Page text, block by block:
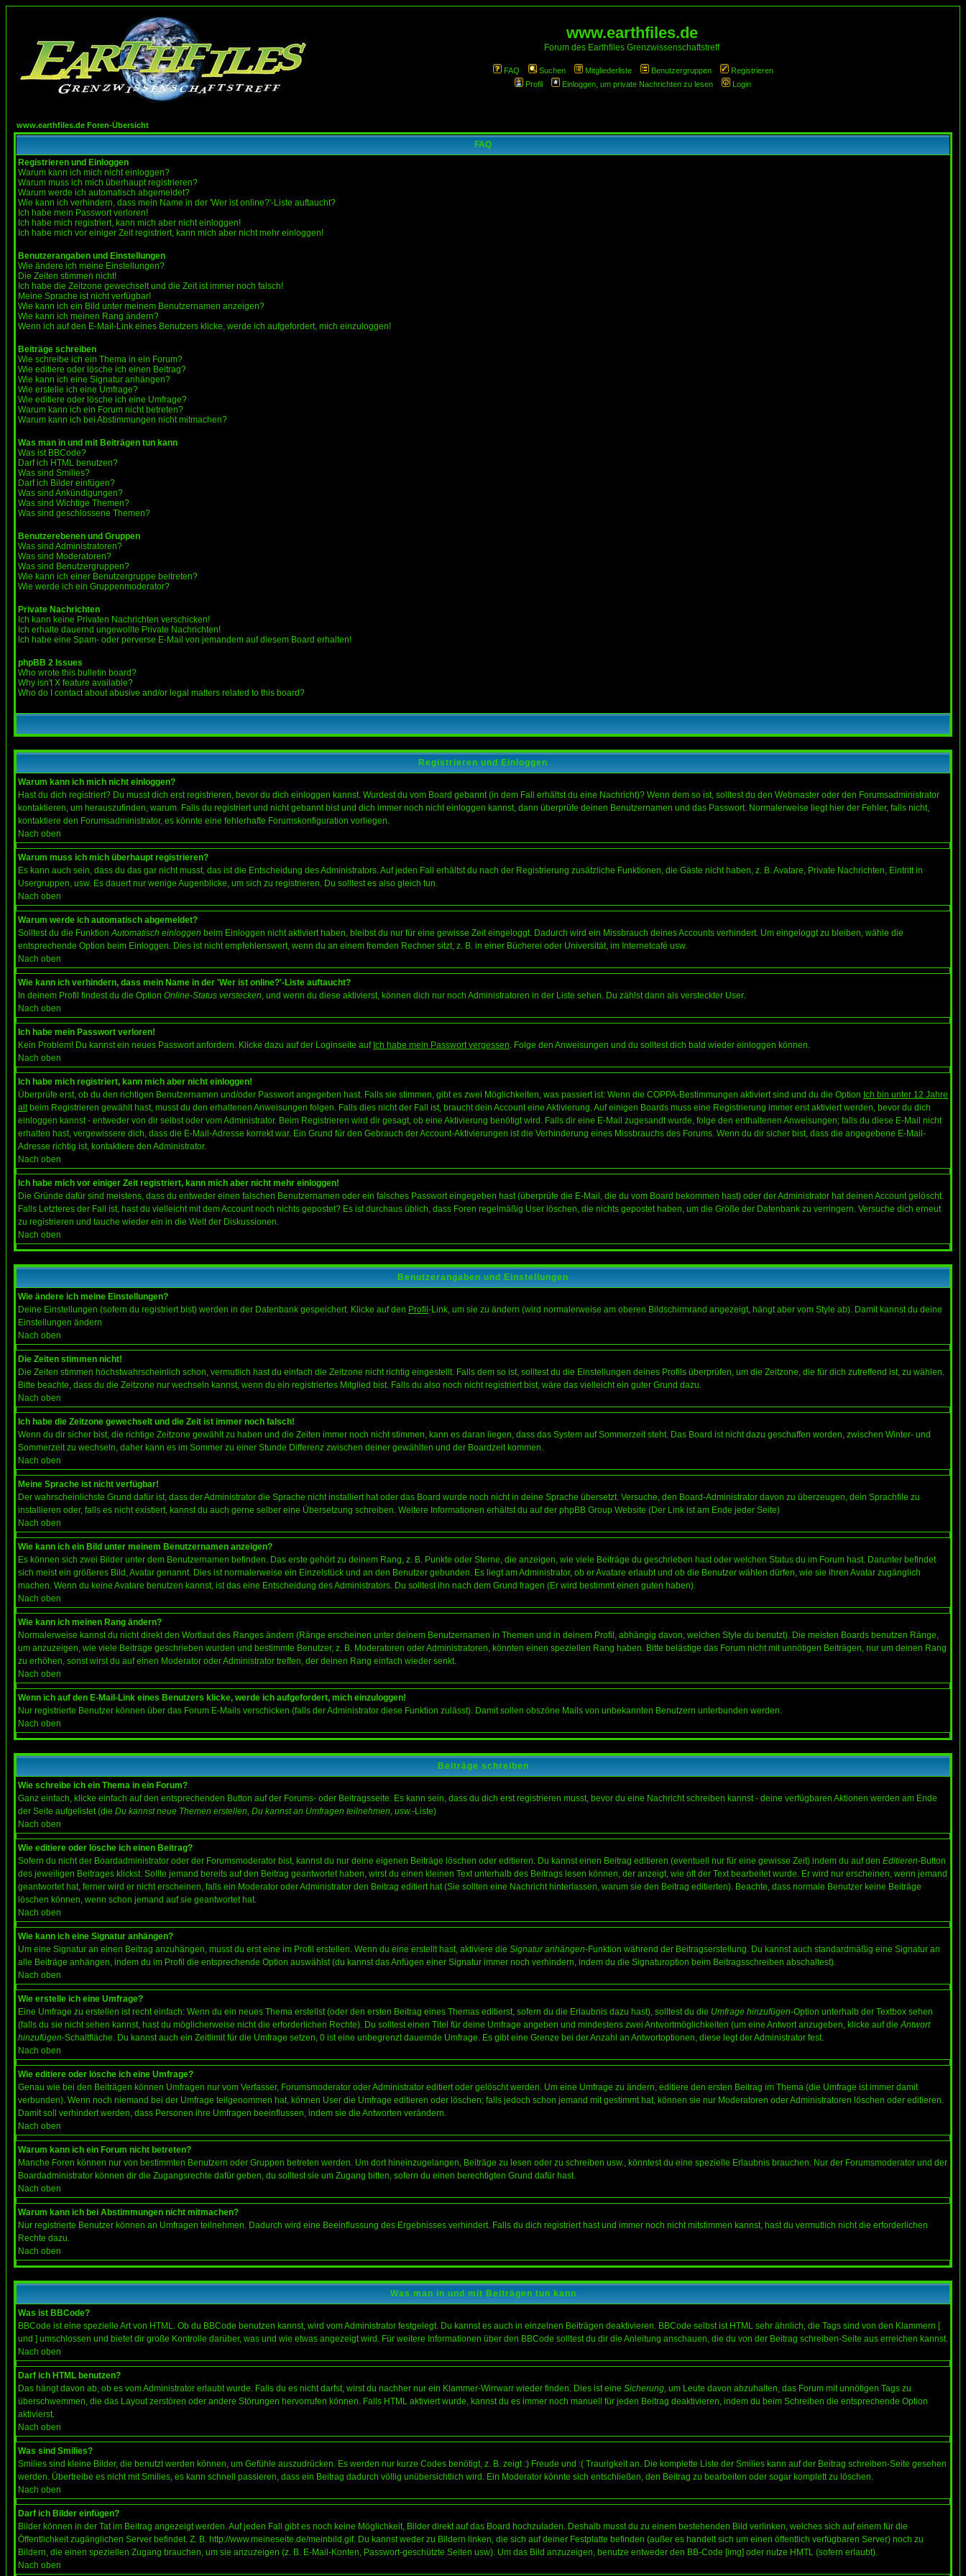
www.earthfiles.de
Forum des Earthfiles Grenzwissenschaftstreff
FAQ Suchen Mitgliederliste Benutzergruppen
Registrieren
Profil
Einloggen, um private Nachrichten zu lesen Login
www.earthfiles.de Foren-Übersicht
FAQ
Registrieren und Einloggen
Warum kann ich mich nicht einloggen?
Warum muss ich mich überhaupt registrieren?
Warum werde ich automatisch abgemeldet?
Wie kann ich verhindern, dass mein Name in der 'Wer ist online?'-Liste auftaucht?
Ich habe mein Passwort verloren!
Ich habe mich registriert, kann mich aber nicht einloggen!
Ich habe mich vor einiger Zeit registriert, kann mich aber nicht mehr einloggen!
Benutzerangaben und Einstellungen
Wie ändere ich meine Einstellungen?
Die Zeiten stimmen nicht!
Ich habe die Zeitzone gewechselt und die Zeit ist immer noch falsch!
Meine Sprache ist nicht verfügbar!
Wie kann ich ein Bild unter meinem Benutzernamen anzeigen?
Wie kann ich meinen Rang ändern?
Wenn ich auf den E-Mail-Link eines Benutzers klicke, werde ich aufgefordert, mich einzuloggen!
Beiträge schreiben
Wie schreibe ich ein Thema in ein Forum?
Wie editiere oder lösche ich einen Beitrag?
Wie kann ich eine Signatur anhängen?
Wie erstelle ich eine Umfrage?
Wie editiere oder lösche ich eine Umfrage?
Warum kann ich ein Forum nicht betreten?
Warum kann ich bei Abstimmungen nicht mitmachen?
Was man in und mit Beiträgen tun kann
Was ist BBCode?
Darf ich HTML benutzen?
Was sind Smilies?
Darf ich Bilder einfügen?
Was sind Ankündigungen?
Was sind Wichtige Themen?
Was sind geschlossene Themen?
Benutzerebenen und Gruppen
Was sind Administratoren?
Was sind Moderatoren?
Was sind Benutzergruppen?
Wie kann ich einer Benutzergruppe beitreten?
Wie werde ich ein Gruppenmoderator?
Private Nachrichten
Ich kann keine Privaten Nachrichten verschicken!
Ich erhalte dauernd ungewollte Private Nachrichten!
Ich habe eine Spam- oder perverse E-Mail von jemandem auf diesem Board erhalten!
phpBB 2 Issues
Who wrote this bulletin board?
Why isn't X feature available?
Who do I contact about abusive and/or legal matters related to this board?
Registrieren und Einloggen
Warum kann ich mich nicht einloggen?
Hast du dich registriert? Du musst dich erst registrieren, bevor du dich einloggen kannst. Wurdest du vom Board gebannt (in dem Fall erhältst du eine Nachricht)? Wenn dem so ist, solltest du den Webmaster oder den Forumsadministrator
kontaktieren, um herauszufinden, warum. Falls du registriert und nicht gebannt bist und dich immer noch nicht einloggen kannst, dann überprüfe deinen Benutzernamen und das Passwort. Normalerweise liegt hier der Fehler, falls nicht,
kontaktiere den Forumsadministrator, es könnte eine fehlerhafte Forumskonfiguration vorliegen.
Nach oben
Warum muss ich mich überhaupt registrieren?
Es kann auch sein, dass du das gar nicht musst, das ist die Entscheidung des Administrators. Auf jeden Fall erhältst du nach der Registrierung zusätzliche Funktionen, die Gäste nicht haben, z. B. Avatare, Private Nachrichten, Eintritt in
Usergruppen, usw. Es dauert nur wenige Augenblicke, um sich zu registrieren. Du solltest es also gleich tun.
Nach oben
Warum werde ich automatisch abgemeldet?
Solltest du die FunktionAutomatisch einloggen beim Einloggen nicht aktiviert haben, bleibst du nur für eine gewisse Zeit eingeloggt. Dadurch wird ein Missbrauch deines Accounts verhindert. Um eingeloggt zu bleiben, wähle die
entsprechende Option beim Einloggen. Dies ist nicht empfehlenswert, wenn du an einem fremden Rechner sitzt, z. B. in einer Bücherei oder Universität, im Internetcafé usw.
Nach oben
Wie kann ich verhindern, dass mein Name in der 'Wer ist online?'-Liste auftaucht?
In deinem Profil findest du die Option Online-Status verstecken, und wenn du diese aktivierst, können dich nur noch Administratoren in der Liste sehen. Du zählst dann als versteckter User.
Nach oben
Ich habe mein Passwort verloren!
Kein Problem! Du kannst ein neues Passwort anfordern. Klicke dazu auf der Loginseite auf Ich habe mein Passwort vergessen. Folge den Anweisungen und du solltest dich bald wieder einloggen können.
Nach oben
Ich habe mich registriert, kann mich aber nicht einloggen!
Überprüfe erst, ob du den richtigen Benutzernamen und/oder Passwort angegeben hast. Falls sie stimmen, gibt es zwei Möglichkeiten, was passiert ist: Wenn die COPPA-Bestimmungen aktiviert sind und du die Option Ich bin unter 12 Jahre
altbeim Registrieren gewählt hast, musst du den erhaltenen Anweisungen folgen. Falls dies nicht der Fall ist, braucht dein Account eine Aktivierung. Auf einigen Boards muss eine Registrierung immer erst aktiviert werden, bevor du dich
einloggen kannst - entweder von dir selbst oder vom Administrator. Beim Registrieren wird dir gesagt, ob eine Aktivierung benötigt wird. Falls dir eine E-Mail zugesandt wurde, folge den enthaltenen Anweisungen; falls du diese E-Mail nicht
erhalten hast, vergewissere dich, dass die E-Mail-Adresse korrekt war. Ein Grund für den Gebrauch der Account-Aktivierungen ist die Verhinderung eines Missbrauchs des Forums. Wenn du dir sicher bist, dass die angegebene E-Mail-
Adresse richtig ist, kontaktiere den Administrator.
Nach oben
Ich habe mich vor einiger Zeit registriert, kann mich aber nicht mehr einloggen!
Die Gründe dafür sind meistens, dass du entweder einen falschen Benutzernamen oder ein falsches Passwort eingegeben hast (überprüfe die E-Mail, die du vom Board bekommen hast) oder der Administrator hat deinen Account gelöscht.
Falls Letzteres der Fall ist, hast du vielleicht mit dem Account noch nichts gepostet? Es ist durchaus üblich, dass Foren regelmäßig User löschen, die nichts gepostet haben, um die Größe der Datenbank zu verringern. Versuche dich erneut
zu registrieren und tauche wieder ein in die Welt der Diskussionen.
Nach oben
Benutzerangaben und Einstellungen
Wie ändere ich meine Einstellungen?
Deine Einstellungen (sofern du registriert bist) werden in der Datenbank gespeichert. Klicke auf den Profil -Link, um sie zu ändern (wird normalerweise am oberen Bildschirmrand angezeigt, hängt aber vom Style ab). Damit kannst du deine
Einstellungen ändern
Nach oben
Die Zeiten stimmen nicht!
Die Zeiten stimmen höchstwahrscheinlich schon, vermutlich hast du einfach die Zeitzone nicht richtig eingestellt. Falls dem so ist, solltest du die Einstellungen deines Profils überprüfen, um die Zeitzone, die für dich zutreffend ist, zu wählen.
Bitte beachte, dass du die Zeitzone nur wechseln kannst, wenn du ein registriertes Mitglied bist. Falls du also noch nicht registriert bist, wäre das vielleicht ein guter Grund dazu.
Nach oben
Ich habe die Zeitzone gewechselt und die Zeit ist immer noch falsch!
Wenn du dir sicher bist, die richtige Zeitzone gewählt zu haben und die Zeiten immer noch nicht stimmen, kann es daran liegen, dass das System auf Sommerzeit steht. Das Board ist nicht dazu geschaffen worden, zwischen Winter- und
Sommerzeit zu wechseln, daher kann es im Sommer zu einer Stunde Differenz zwischen deiner gewählten und der Boardzeit kommen.
Nach oben
Meine Sprache ist nicht verfügbar!
Der wahrscheinlichste Grund dafür ist, dass der Administrator die Sprache nicht installiert hat oder das Board wurde noch nicht in deine Sprache übersetzt. Versuche, den Board-Administrator davon zu überzeugen, dein Sprachfile zu
installieren oder, falls es nicht existiert, kannst du auch gerne selber eine Übersetzung schreiben. Weitere Informationen erhältst du auf der phpBB Group Website (Der Link ist am Ende jeder Seite)
Nach oben
Wie kann ich ein Bild unter meinem Benutzernamen anzeigen?
Es können sich zwei Bilder unter dem Benutzernamen befinden. Das erste gehört zu deinem Rang, z. B. Punkte oder Sterne, die anzeigen, wie viele Beiträge du geschrieben hast oder welchen Status du im Forum hast. Darunter befindet
sich meist ein größeres Bild, Avatar genannt. Dies ist normalerweise ein Einzelstück und an den Benutzer gebunden. Es liegt am Administrator, ob er Avatare erlaubt und ob die Benutzer wählen dürfen, wie sie ihren Avatar zugänglich
machen. Wenn du keine Avatare benutzen kannst, ist das eine Entscheidung des Administrators. Du solltest ihn nach dem Grund fragen (Er wird bestimmt einen guten haben).
Nach oben
Wie kann ich meinen Rang ändern?
Normalerweise kannst du nicht direkt den Wortlaut des Ranges ändern (Ränge erscheinen unter deinem Benutzernamen in Themen und in deinem Profil, abhängig davon, welchen Style du benutzt). Die meisten Boards benutzen Ränge,
um anzuzeigen, wie viele Beiträge geschrieben wurden und bestimmte Benutzer, z. B. Moderatoren oder Administratoren, könnten einen speziellen Rang haben. Bitte belästige das Forum nicht mit unnötigen Beiträgen, nur um deinen Rang
zu erhöhen, sonst wirst du auf einen Moderator oder Administrator treffen, der deinen Rang einfach wieder senkt.
Nach oben
Wenn ich auf den E-Mail-Link eines Benutzers klicke, werde ich aufgefordert, mich einzuloggen!
Nur registrierte Benutzer können über das Forum E-Mails verschicken (falls der Administrator diese Funktion zulässt). Damit sollen obszöne Mails von unbekannten Benutzern unterbunden werden.
Nach oben
Beiträge schreiben
Wie schreibe ich ein Thema in ein Forum?
Ganz einfach, klicke einfach auf den entsprechenden Button auf der Forums- oder Beitragsseite. Es kann sein, dass du dich erst registrieren musst, bevor du eine Nachricht schreiben kannst - deine verfügbaren Aktionen werden am Ende
der Seite aufgelistet (die Du kannst neue Themen erstellen, Du kannst an Umfragen teilnehmen, usw.-Liste)
Nach oben
Wie editiere oder lösche ich einen Beitrag?
Sofern du nicht der Boardadministrator oder der Forumsmoderator bist, kannst du nur deine eigenen Beiträge löschen oder editieren. Du kannst einen Beitrag editieren (eventuell nur für eine gewisse Zeit) indem du auf den Editieren-Button
des jeweiligen Beitrages klickst. Sollte jemand bereits auf den Beitrag geantwortet haben, wirst du einen kleinen Text unterhalb des Beitrags lesen können, der anzeigt, wie oft der Text bearbeitet wurde. Er wird nur erscheinen, wenn jemand
geantwortet hat, ferner wird er nicht erscheinen, falls ein Moderator oder Administrator den Beitrag editiert hat (Sie sollten eine Nachricht hinterlassen, warum sie den Beitrag editierten). Beachte, dass normale Benutzer keine Beiträge
löschen können, wenn schon jemand auf sie geantwortet hat.
Nach oben
Wie kann ich eine Signatur anhängen?
Um eine Signatur an einen Beitrag anzuhängen, musst du erst eine im Profil erstellen. Wenn du eine erstellt hast, aktiviere die Signatur anhängen-Funktion während der Beitragserstellung. Du kannst auch standardmäßig eine Signatur an
alle Beiträge anhängen, indem du im Profil die entsprechende Option auswählst (du kannst das Anfügen einer Signatur immer noch verhindern, indem du die Signaturoption beim Beitragsschreiben abschaltest).
Nach oben
Wie erstelle ich eine Umfrage?
Eine Umfrage zu erstellen ist recht einfach: Wenn du ein neues Thema erstellst (oder den ersten Beitrag eines Themas editierst, sofern du die Erlaubnis dazu hast), solltest du die Umfrage hinzufügen-Option unterhalb der Textbox sehen
(falls du sie nicht sehen kannst, hast du möglicherweise nicht die erforderlichen Rechte). Du solltest einen Titel für deine Umfrage angeben und mindestens zwei Antwortmöglichkeiten (um eine Antwort anzugeben, klicke auf dieAntwort
hinzufügen-Schaltfläche. Du kannst auch ein Zeitlimit für die Umfrage setzen, 0 ist eine unbegrenzt dauernde Umfrage. Es gibt eine Grenze bei der Anzahl an Antwortoptionen, diese legt der Administrator fest.
Nach oben
Wie editiere oder lösche ich eine Umfrage?
Genau wie bei den Beiträgen können Umfragen nur vom Verfasser, Forumsmoderator oder Administrator editiert oder gelöscht werden. Um eine Umfrage zu ändern, editiere den ersten Beitrag im Thema (die Umfrage ist immer damit
verbunden). Wenn noch niemand bei der Umfrage teilgenommen hat, können User die Umfrage editieren oder löschen; falls jedoch schon jemand mit gestimmt hat, können sie nur Moderatoren oder Administratoren löschen oder editieren.
Damit soll verhindert werden, dass Personen ihre Umfragen beeinflussen, indem sie die Antworten verändern.
Nach oben
Warum kann ich ein Forum nicht betreten?
Manche Foren können nur von bestimmten Benutzern oder Gruppen betreten werden. Um dort hineinzugelangen, Beiträge zu lesen oder zu schreiben usw., könntest du eine spezielle Erlaubnis brauchen. Nur der Forumsmoderator und der
Boardadministrator können dir die Zugangsrechte dafür geben, du solltest sie um Zugang bitten, sofern du einen berechtigten Grund dafür hast.
Nach oben
Warum kann ich bei Abstimmungen nicht mitmachen?
Nur registrierte Benutzer können an Umfragen teilnehmen. Dadurch wird eine Beeinflussung des Ergebnisses verhindert. Falls du dich registriert hast und immer noch nicht mitstimmen kannst, hast du vermutlich nicht die erforderlichen
Rechte dazu.
Nach oben
Was man in und mit Beiträgen tun kann
Was ist BBCode?
BBCode ist eine spezielle Art von HTML. Ob du BBCode benutzen kannst, wird vom Administrator festgelegt. Du kannst es auch in einzelnen Beiträgen deaktivieren. BBCode selbst ist HTML sehr ähnlich, die Tags sind von den Klammern [
und ] umschlossen und bietet dir große Kontrolle darüber, was und wie etwas angezeigt wird. Für weitere Informationen über den BBCode solltest du dir die Anleitung anschauen, die du von der Beitrag schreiben-Seite aus erreichen kannst.
Nach oben
Darf ich HTML benutzen?
Das hängt davon ab, ob es vom Administrator erlaubt wurde. Falls du es nicht darfst, wirst du nachher nur ein Klammer-Wirrwarr wieder finden. Dies ist eine Sicherung, um Leute davon abzuhalten, das Forum mit unnötigen Tags zu
überschwemmen, die das Layout zerstören oder andere Störungen hervorrufen können. Falls HTML aktiviert wurde, kannst du es immer noch manuell für jeden Beitrag deaktivieren, indem du beim Schreiben die entsprechende Option
aktivierst.
Nach oben
Was sind Smilies?
Smilies sind kleine Bilder, die benutzt werden können, um Gefühle auszudrücken. Es werden nur kurze Codes benötigt, z. B. zeigt :) Freude und :( Traurigkeit an. Die komplette Liste der Smilies kann auf der Beitrag schreiben-Seite gesehen
werden. Übertreibe es nicht mit Smilies, es kann schnell passieren, dass ein Beitrag dadurch völlig unübersichtlich wird. Ein Moderator könnte sich entschließen, den Beitrag zu bearbeiten oder sogar komplett zu löschen.
Nach oben
Darf ich Bilder einfügen?
Bilder können in der Tat im Beitrag angezeigt werden. Auf jeden Fall gibt es noch keine Möglichkeit, Bilder direkt auf das Board hochzuladen. Deshalb musst du zu einem bestehenden Bild verlinken, welches sich auf einem für die
Öffentlichkeit zugänglichen Server befindet. Z. B. http://www.meineseite.de/meinbild.gif. Du kannst weder zu Bildern linken, die sich auf deiner Festplatte befinden (außer es handelt sich um einen öffentlich verfügbaren Server) noch zu
Bildern, die einen speziellen Zugang brauchen, um sie anzuzeigen (z. B. E-Mail-Konten, Passwort-geschützte Seiten usw). Um das Bild anzuzeigen, benutze entweder den BB-Code [img] oder nutze HMTL (sofern erlaubt).
Nach oben